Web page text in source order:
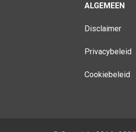
ALGEMEEN
Disclaimer
Privacybeleid
Cookiebeleid